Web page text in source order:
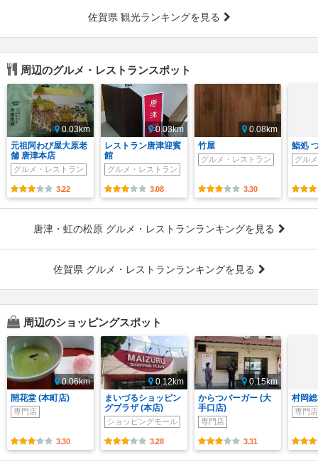
佐賀県 観光ランキングを見る
周辺のグルメ・レストランスポット
0.03km
元祖阿わび屋大原老
舗 唐津本店
グルメ・レストラン
3.22
0.03km
レストラン唐津迎賓
館
グルメ・レストラン
3.08
0.08km
竹屋
グルメ・レストラン
3.30
鮨処
グル
唐津・虹の松原 グルメ・レストランランキングを見る
佐賀県 グルメ・レストランランキングを見る
周辺のショッピングスポット
0.06km
開花堂 (本町店)
専門店
3.30
0.12km
まいづるショッピン
グプラザ (本店)
ショッピングモール
3.28
0.15km
からつバーガー (大
手口店)
専門店
3.31
村岡
専門店